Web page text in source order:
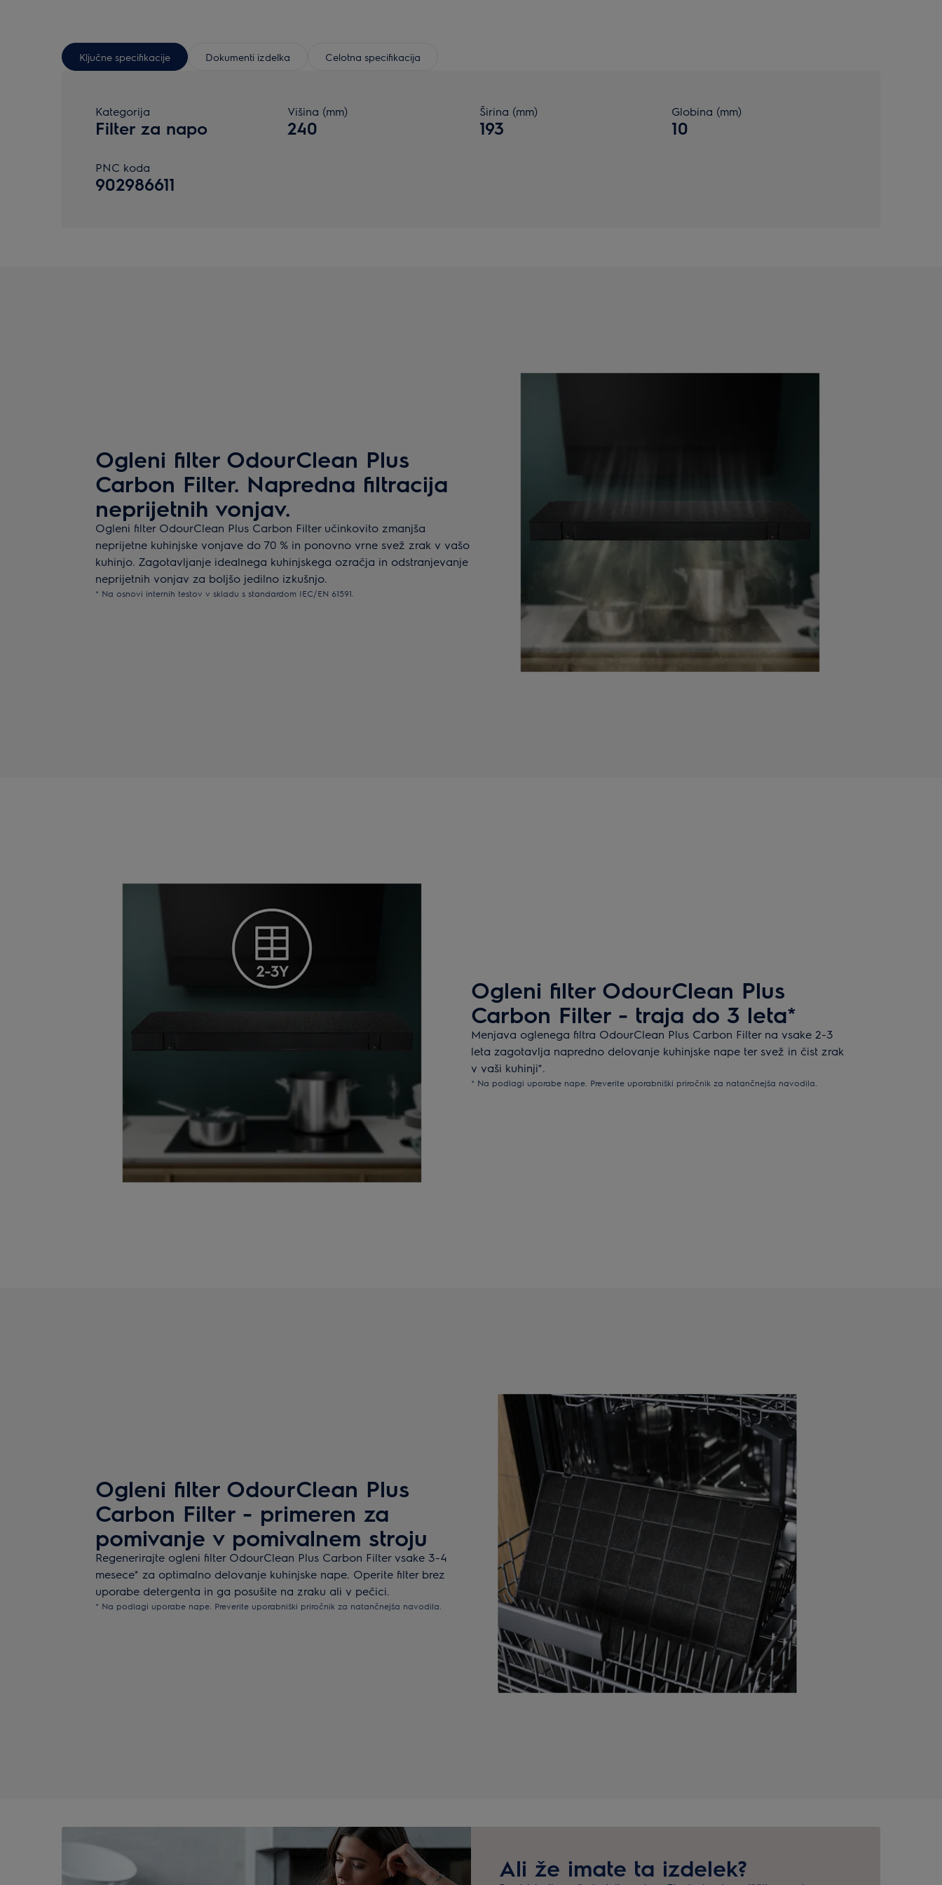
Ključne specifikacije Dokumenti izdelka Celotna specifikacija
Kategorija
Filter za napo
Višina (mm)
240
Širina (mm)
193
Globina (mm)
10
PNC koda
902986611
Ogleni filter OdourClean Plus
Carbon Filter. Napredna filtracija
neprijetnih vonjav.
Ogleni filter OdourClean Plus Carbon Filter učinkovito zmanjša
neprijetne kuhinjske vonjave do 70 % in ponovno vrne svež zrak v vašo
kuhinjo. Zagotavljanje idealnega kuhinjskega ozračja in odstranjevanje
neprijetnih vonjav za boljšo jedilno izkušnjo.
* Na osnovi internih testov v skladu s standardom IEC/EN 61591.
Ogleni filter OdourClean Plus
Carbon Filter - traja do 3 leta*
Menjava oglenega filtra OdourClean Plus Carbon Filter na vsake 2-3
leta zagotavlja napredno delovanje kuhinjske nape ter svež in čist zrak
v vaši kuhinji*.
* Na podlagi uporabe nape. Preverite uporabniški priročnik za natančnejša navodila.
Ogleni filter OdourClean Plus
Carbon Filter - primeren za
pomivanje v pomivalnem stroju
Regenerirajte ogleni filter OdourClean Plus Carbon Filter vsake 3-4
mesece* za optimalno delovanje kuhinjske nape. Operite filter brez
uporabe detergenta in ga posušite na zraku ali v pečici.
* Na podlagi uporabe nape. Preverite uporabniški priročnik za natančnejša navodila.
Ali že imate ta izdelek?